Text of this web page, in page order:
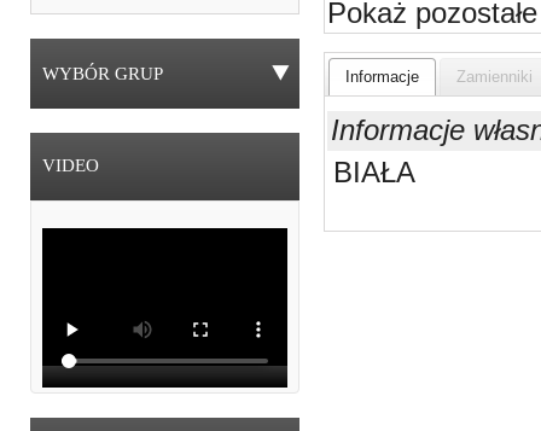
WYBÓR GRUP
VIDEO
Pokaż pozostałe
Informacje Zamienniki
Informacje
BIAŁA